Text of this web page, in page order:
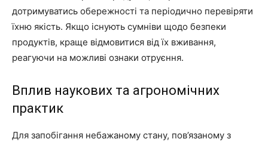
дотримуватись обережності та періодично перевіряти
їхню якість. Якщо існують сумніви щодо безпеки
продуктів, краще відмовитися від їх вживання,
реагуючи на можливі ознаки отруєння.
Вплив наукових та агрономічних
практик
Для запобігання небажаному стану, пов’язаному з